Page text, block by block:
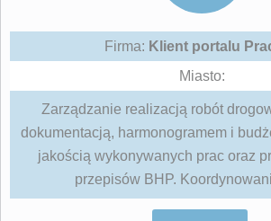
Firma: Klient portalu
Miasto:
Zarządzanie realizacją robót
dokumentacją, harmonogramem i
jakością wykonywanych prac oraz
przepisów BHP.